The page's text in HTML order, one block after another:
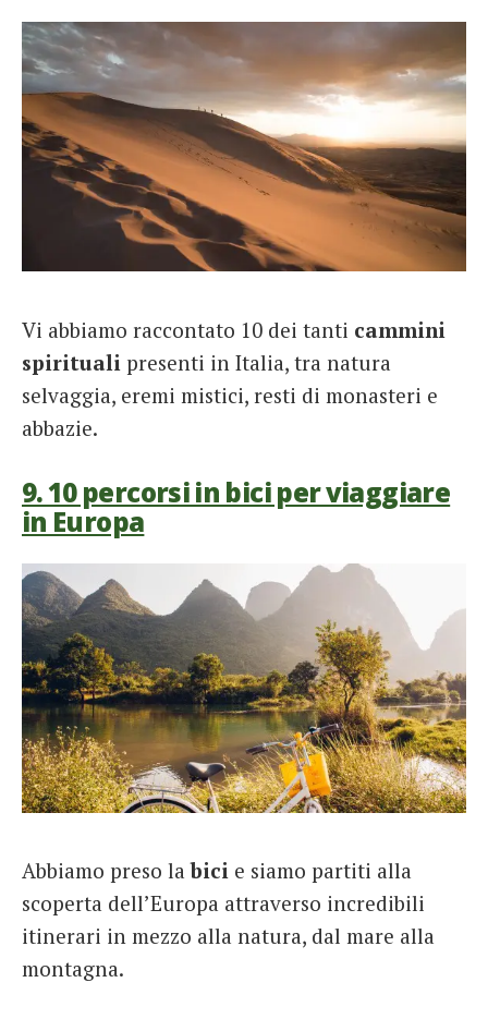
Vi abbiamo raccontato 10 dei tanti cammini
spirituali presenti in Italia, tra natura
selvaggia, eremi mistici, resti di monasteri e
abbazie.
9. 10 percorsi in bici per viaggiare
in Europa
Abbiamo preso labici e siamo partiti alla
scoperta dell’Europa attraverso incredibili
itinerari in mezzo alla natura, dal mare alla
montagna.